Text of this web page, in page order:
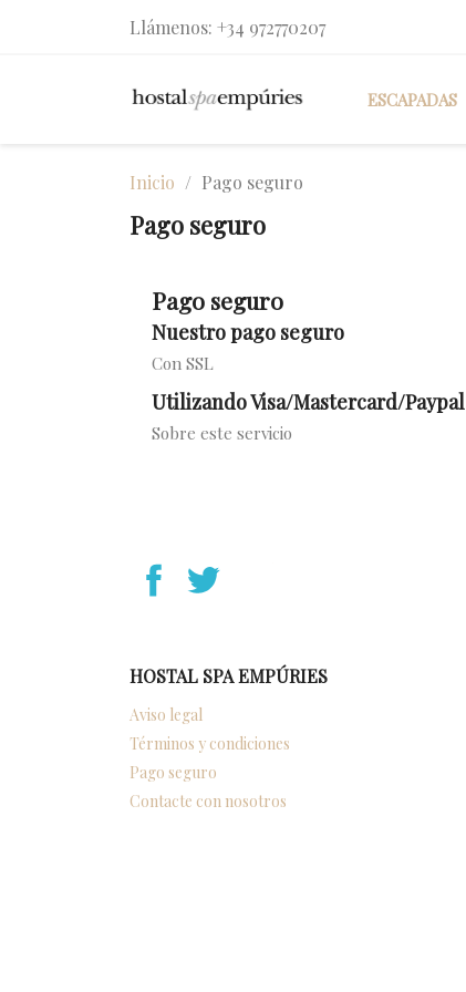
Llámenos: +34 972770207
ESCAPADAS
Inicio Pago seguro
Pago seguro
Pago seguro
Nuestro pago seguro
Con SSL
Utilizando Visa/Mastercard/Paypal
Sobre este servicio
HOSTAL SPA EMPÚRIES
Aviso legal
Términos y condiciones
Pago seguro
Contacte con nosotros